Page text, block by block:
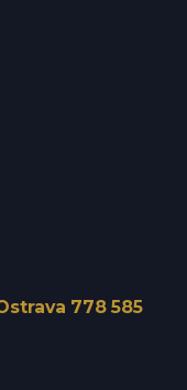
778 585